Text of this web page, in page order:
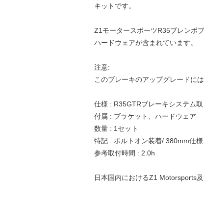
キットです。
Z1モータースポーツR35ブレンボ
ハードウェアが含まれています。
注意:
このブレーキのアップグレードに
仕様 : R35GTRブレーキシステム
付属 : ブラケット、ハードウェア
数量 : 1セット
特記 : ボルトオン装着/ 380mm仕
参考取付時間 : 2.0h
日本国内におけるZ1 Motorsports